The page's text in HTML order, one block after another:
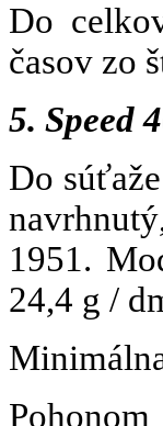
Do
časov zo
5. Speed
Do
1951.
24,4 g /